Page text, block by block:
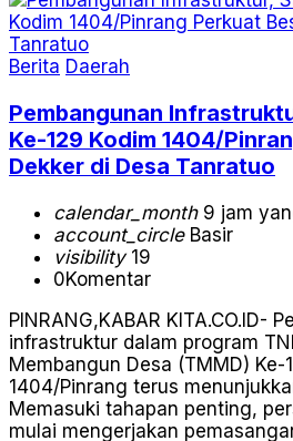
Berita Daerah
Pembangunan
Ke-129 Kodim 1404/
Dekker di Desa Tanratuo
calendar_month9 jam
account_circleBasir
visibility19
0Komentar
PINRANG,KABAR KITA.CO.ID-
infrastruktur dalam program
Membangun Desa (TMMD) Ke-
1404/Pinrang terus
Memasuki tahapan penting,
mulai mengerjakan